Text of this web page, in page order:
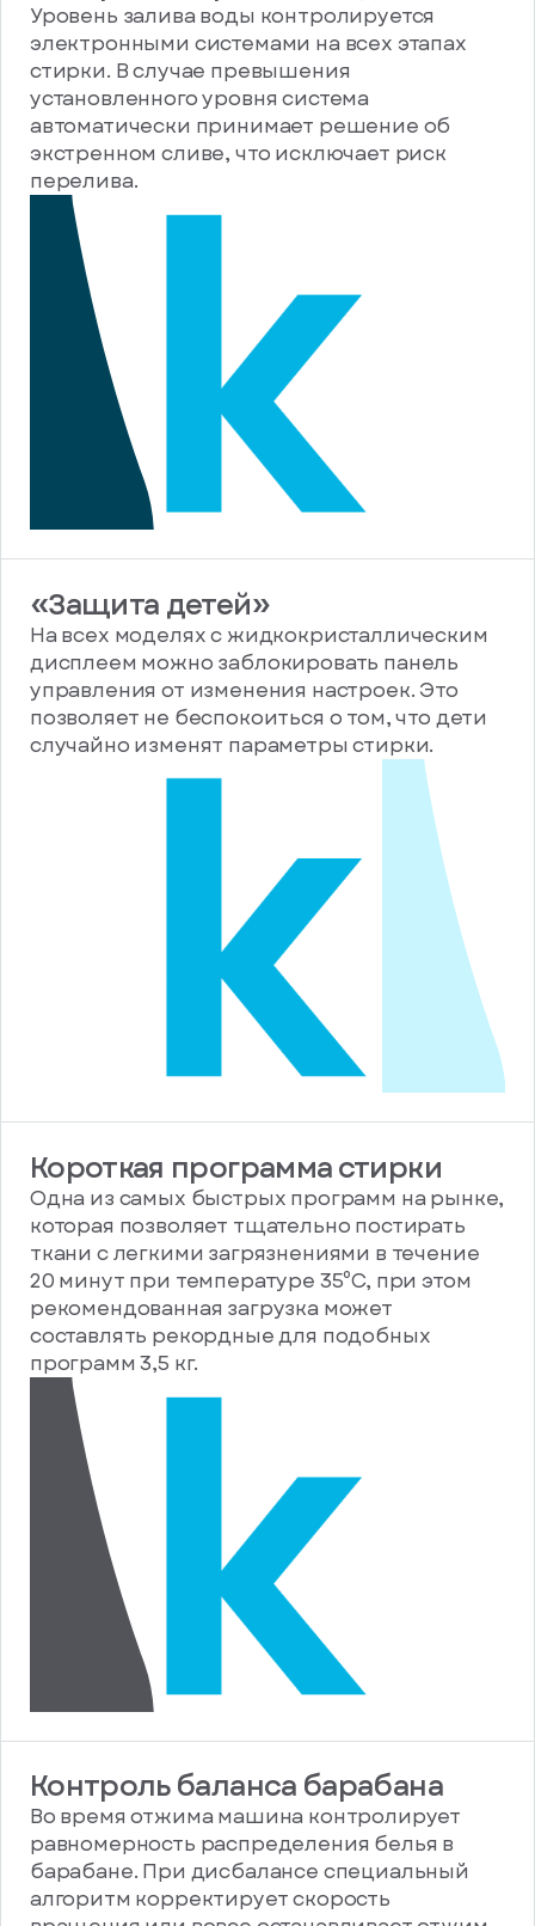
Уровень залива воды контролируется
электронными системами на всех этапах
стирки. В случае превышения
установленного уровня система
автоматически принимает решение об
экстренном сливе, что исключает риск
перелива.
«Защита детей»
На всех моделях с жидкокристаллическим
дисплеем можно заблокировать панель
управления от изменения настроек. Это
позволяет не беспокоиться о том, что дети
случайно изменят параметры стирки.
Короткая программа стирки
Одна из самых быстрых программ на рынке,
которая позволяет тщательно постирать
ткани с легкими загрязнениями в течение
20 минут при температуре 35⁰C, при этом
рекомендованная загрузка может
составлять рекордные для подобных
программ 3,5 кг.
Контроль баланса барабана
Во время отжима машина контролирует
равномерность распределения белья в
барабане. При дисбалансе специальный
алгоритм корректирует скорость